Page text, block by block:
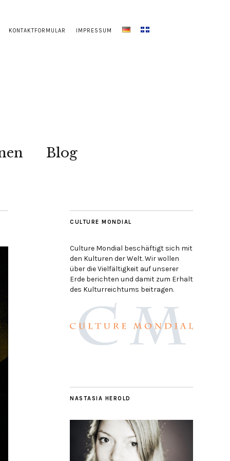
KONTAKTFORMULAR IMPRESSUM
Blog
CULTURE MONDIAL
Culture Mondial beschäftigt sich mit
den Kulturen der Welt. Wir wollen
über die Vielfältigkeit auf unserer
Erde berichten und damit zum Erhalt
des Kulturreichtums beitragen.
NASTASIA HEROLD